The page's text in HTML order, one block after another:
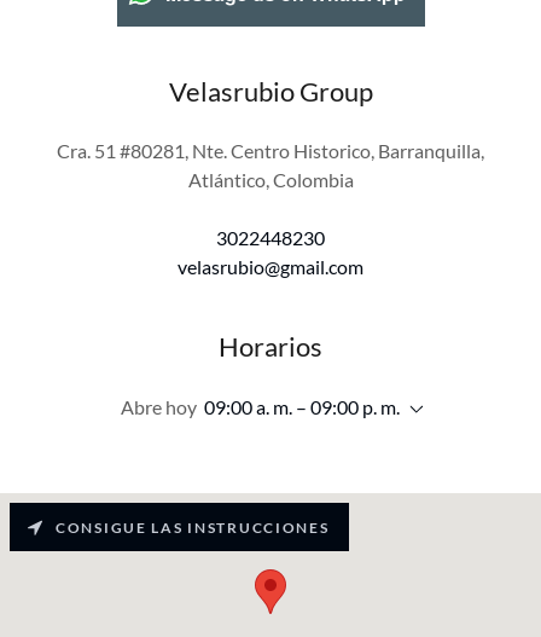
Velasrubio Group
Cra. 51 #80281, Nte. Centro Historico, Barranquilla,
Atlántico, Colombia
3022448230
velasrubio@gmail.com
Horarios
Abre hoy 09:00 a. m. – 09:00 p. m.
CONSIGUE LAS INSTRUCCIONES